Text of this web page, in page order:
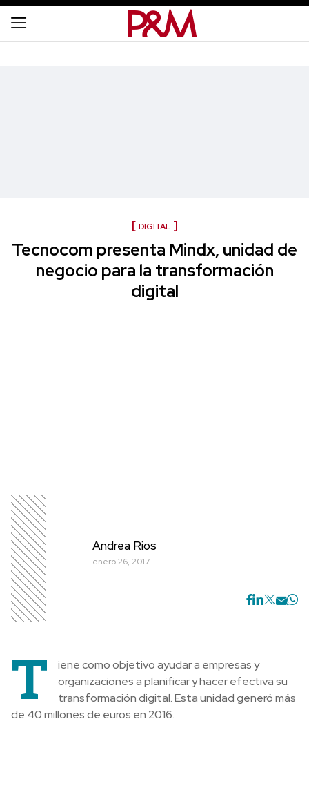
DIGITAL
Tecnocom presenta Mindx, unidad de
negocio para la transformación
digital
Andrea Rios
enero 26, 2017
T
iene como objetivo ayudar a empresas y
organizaciones a planificar y hacer efectiva su
transformación digital. Esta unidad generó más
de 40 millones de euros en 2016.